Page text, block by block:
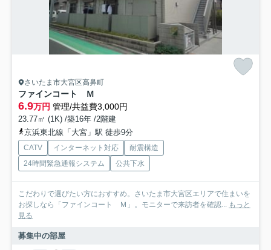
さいたま市大宮区高鼻町
ファインコート Ｍ
6.9万円 管理/共益費3,000円
23.77㎡ (1K) /築16年 /2階建
京浜東北線「大宮」駅 徒歩9分
CATV インターネット対応
耐震構造
24時間緊急通報システム
公共下水
こだわりで選びたい方におすすめ。さいたま市大宮区エリアで住まいを
お探しなら「ファインコート Ｍ」。モニターで来訪者を確認... もっと
見る
募集中の部屋